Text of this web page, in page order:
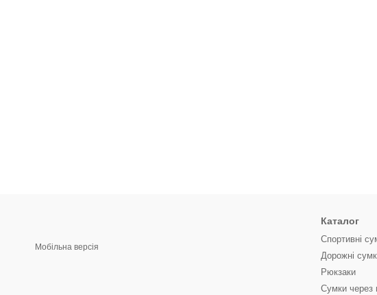
Мобільна версія
Каталог
Спортивні
Дорожні
Рюкзаки
Сумки через